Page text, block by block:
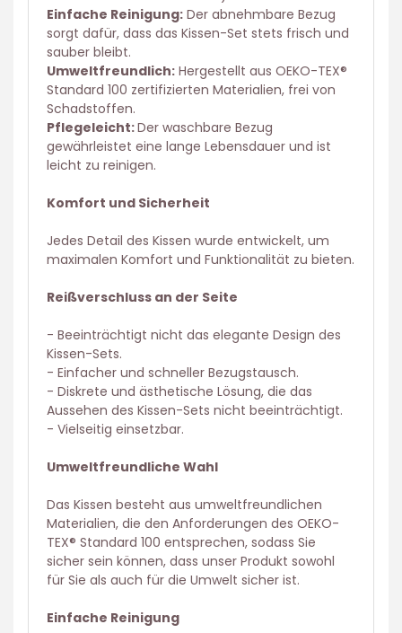
Einfache Reinigung: Der abnehmbare Bezug
sorgt dafür, dass das Kissen-Set stets frisch und
sauber bleibt.
Umweltfreundlich: Hergestellt aus OEKO-TEX®
Standard 100 zertifizierten Materialien, frei von
Schadstoffen.
Pflegeleicht:Der waschbare Bezug
gewährleistet eine lange Lebensdauer und ist
leicht zu reinigen.
Komfort und Sicherheit
Jedes Detail des Kissen wurde entwickelt, um
maximalen Komfort und Funktionalität zu bieten.
Reißverschluss an der Seite
- Beeinträchtigt nicht das elegante Design des
Kissen-Sets.
- Einfacher und schneller Bezugstausch.
- Diskrete und ästhetische Lösung, die das
Aussehen des Kissen-Sets nicht beeinträchtigt.
- Vielseitig einsetzbar.
Umweltfreundliche Wahl
Das Kissen besteht aus umweltfreundlichen
Materialien, die den Anforderungen des OEKO-
TEX® Standard 100 entsprechen, sodass Sie
sicher sein können, dass unser Produkt sowohl
für Sie als auch für die Umwelt sicher ist.
Einfache Reinigung